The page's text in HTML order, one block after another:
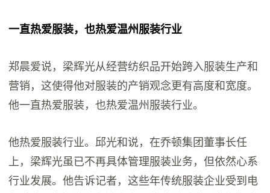
一直热爱服装，也热爱温州服装行业
郑晨爱说，梁辉光从经营纺织品开始跨入服装生产和
营销，这使得他对服装的产销观念更有高度和宽度。
他一直热爱服装，也热爱温州服装行业。
他热爱服装行业。邱光和说，在乔顿集团董事长任
上，梁辉光虽已不再具体管理服装业务，但依然心系
行业发展。他告诉记者，这些年传统服装企业受到电